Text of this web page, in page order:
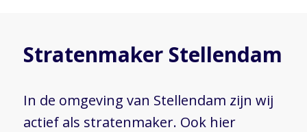
Stratenmaker Stellendam
In de omgeving van Stellendam zijn wij
actief als stratenmaker. Ook hier